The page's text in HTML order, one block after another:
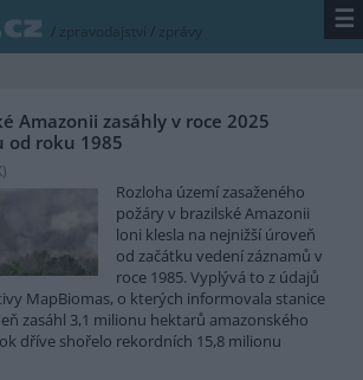
/ zpravodajství / zprávy ☰
Amazonii zasáhly v roce 2025
od roku 1985
)
Rozloha území zasaženého
požáry v brazilské Amazonii
loni klesla na nejnižší úroveň
od začátku vedení záznamů v
roce 1985. Vyplývá to z údajů
MapBiomas, o kterých informovala stanice
zasáhl 3,1 milionu hektarů amazonského
dříve shořelo rekordních 15,8 milionu